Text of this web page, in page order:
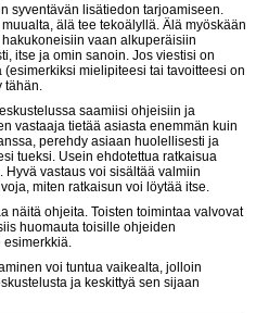
syventävän lisätiedon tarjoamiseen.
älä tee tekoälyllä. Älä myöskään
vaan alkuperäisiin
itse ja omin sanoin. Jos viestisi on
mielipiteesi tai tavoitteesi on
saamiisi ohjeisiin ja
vastaaja tietää asiasta enemmän kuin
perehdy asiaan huolellisesti ja
tueksi. Usein ehdotettua ratkaisua
vastaus voi sisältää valmiin
miten ratkaisun voi löytää itse.
näitä ohjeita. Toisten toimintaa valvovat
huomauta toisille ohjeiden
voi tuntua vaikealta, jolloin
ja keskittyä sen sijaan